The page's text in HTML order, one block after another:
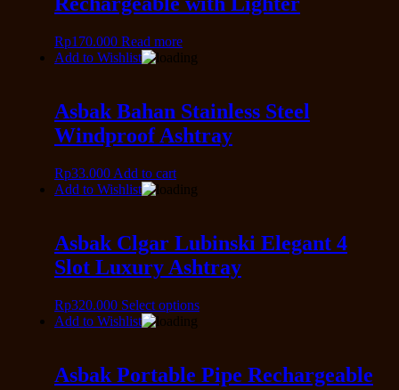
Rp170.000 Read more
Add to Wishlist
Asbak Bahan Stainless Steel
Windproof Ashtray
Rp33.000 Add to cart
Add to Wishlist
Asbak Clgar Lubinski Elegant 4
Slot Luxury Ashtray
Rp320.000 Select options
Add to Wishlist
Asbak Portable Pipe Rechargeable